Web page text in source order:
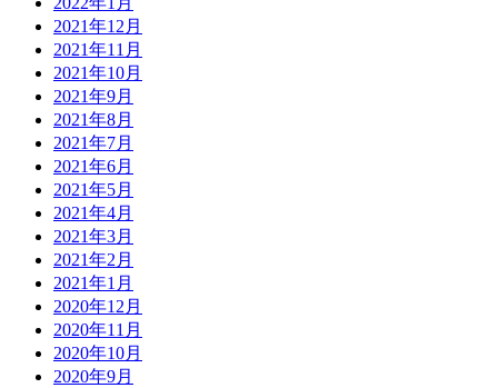
2021年12月
2021年11月
2021年10月
2021年9月
2021年8月
2021年7月
2021年6月
2021年5月
2021年4月
2021年3月
2021年2月
2021年1月
2020年12月
2020年11月
2020年10月
2020年9月